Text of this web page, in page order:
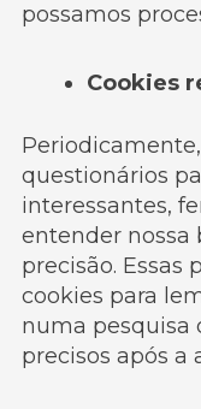
possamos
Cookies
questionários
interessantes,
entender nossa
precisão. Essas
cookies para
numa pesquisa
precisos após a